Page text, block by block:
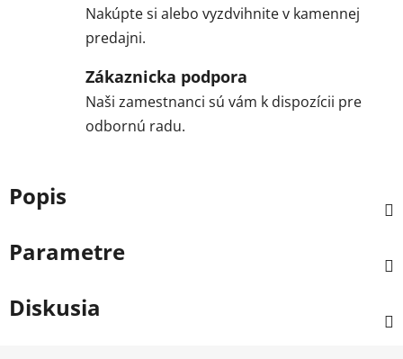
Nakúpte si alebo vyzdvihnite v kamennej
predajni.
Zákaznicka podpora
Naši zamestnanci sú vám k dispozícii pre
odbornú radu.
Popis
Parametre
Diskusia